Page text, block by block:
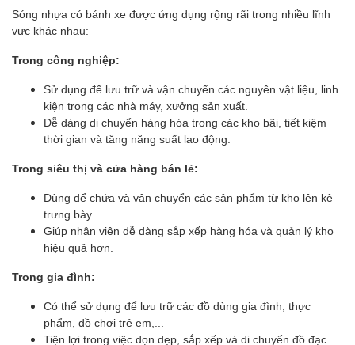
Sóng nhựa có bánh xe được ứng dụng rộng rãi trong nhiều lĩnh
vực khác nhau:
Trong công nghiệp:
Sử dụng để lưu trữ và vận chuyển các nguyên vật liệu, linh
kiện trong các nhà máy, xưởng sản xuất.
Dễ dàng di chuyển hàng hóa trong các kho bãi, tiết kiệm
thời gian và tăng năng suất lao động.
Trong siêu thị và cửa hàng bán lẻ:
Dùng để chứa và vận chuyển các sản phẩm từ kho lên kệ
trưng bày.
Giúp nhân viên dễ dàng sắp xếp hàng hóa và quản lý kho
hiệu quả hơn.
Trong gia đình:
Có thể sử dụng để lưu trữ các đồ dùng gia đình, thực
phẩm, đồ chơi trẻ em,...
Tiện lợi trong việc dọn dẹp, sắp xếp và di chuyển đồ đạc